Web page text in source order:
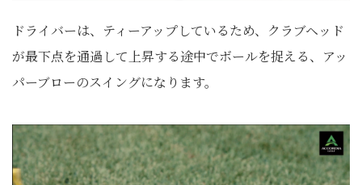
ドライバーは、ティーアップしているため、クラブヘッド
が最下点を通過して上昇する途中でボールを捉える、アッ
パーブローのスイングになります。